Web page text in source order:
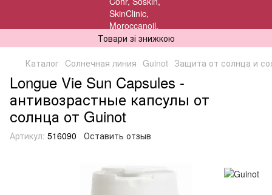
Товари зі знижкою
Каталог Cолнечная линия Guinot Защита от солнца и
Longue Vie Sun Capsules -
антивозрастные капсулы от
солнца от Guinot
Артикул: 516090 Оставить отзыв